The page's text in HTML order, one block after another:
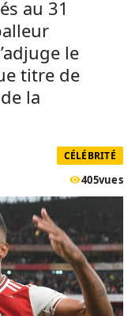
au 31
le
titre de
la
CÉLÉBRITÉ
405vues